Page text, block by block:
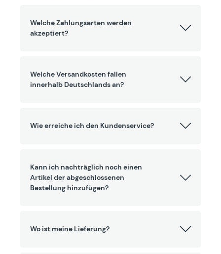
Welche Zahlungsarten werden
akzeptiert?
Welche Versandkosten fallen
innerhalb Deutschlands an?
Wie erreiche ich den Kundenservice?
Kann ich nachträglich noch einen
Artikel der abgeschlossenen
Bestellung hinzufügen?
Wo ist meine Lieferung?